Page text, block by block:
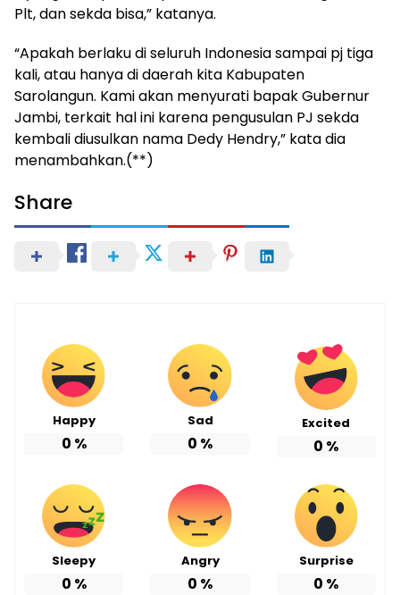
Plt, dan sekda bisa,” katanya.
“Apakah berlaku di seluruh Indonesia sampai pj tiga
kali, atau hanya di daerah kita Kabupaten
Sarolangun. Kami akan menyurati bapak Gubernur
Jambi, terkait hal ini karena pengusulan PJ sekda
kembali diusulkan nama Dedy Hendry,” kata dia
menambahkan.(**)
Share
Happy
0 %
Sad
0 %
Excited
0 %
Sleepy
0 %
Angry
0 %
Surprise
0 %